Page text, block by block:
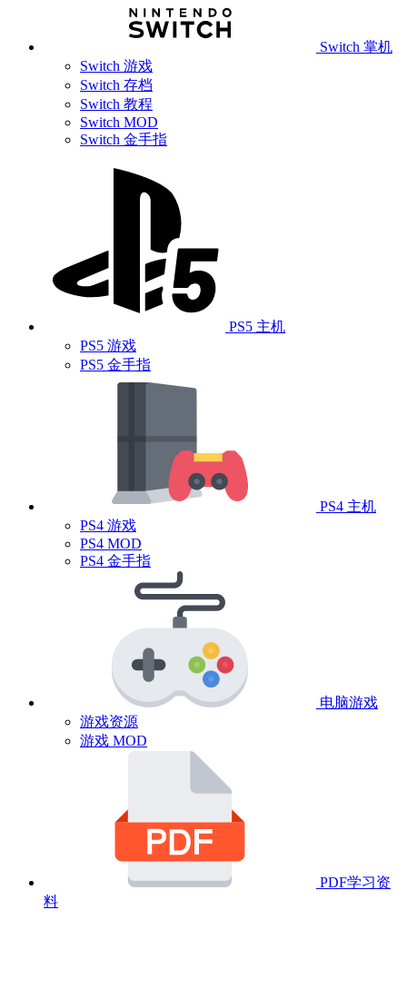
Switch 掌机
Switch 游戏
Switch 存档
Switch 教程
Switch MOD
Switch 金手指
PS5 主机
PS5 游戏
PS5 金手指
PS4 主机
PS4 游戏
PS4 MOD
PS4 金手指
电脑游戏
游戏资源
游戏 MOD
PDF学习资
料